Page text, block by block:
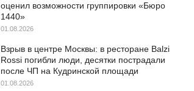
оценил возможности группировки «Бюро
1440»
01.08.2026
Взрыв в центре Москвы: в ресторане Balzi
Rossi погибли люди, десятки пострадали
после ЧП на Кудринской площади
01.08.2026